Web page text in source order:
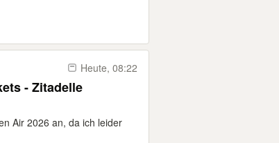
Heute, 08:22
- Zitadelle
Air 2026 an, da ich leider